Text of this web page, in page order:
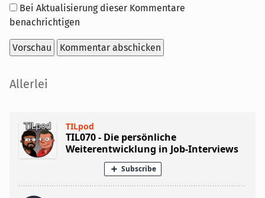
Optionen
Bei Aktualisierung dieser Kommentare
benachrichtigen
Seitenleiste
Allerlei